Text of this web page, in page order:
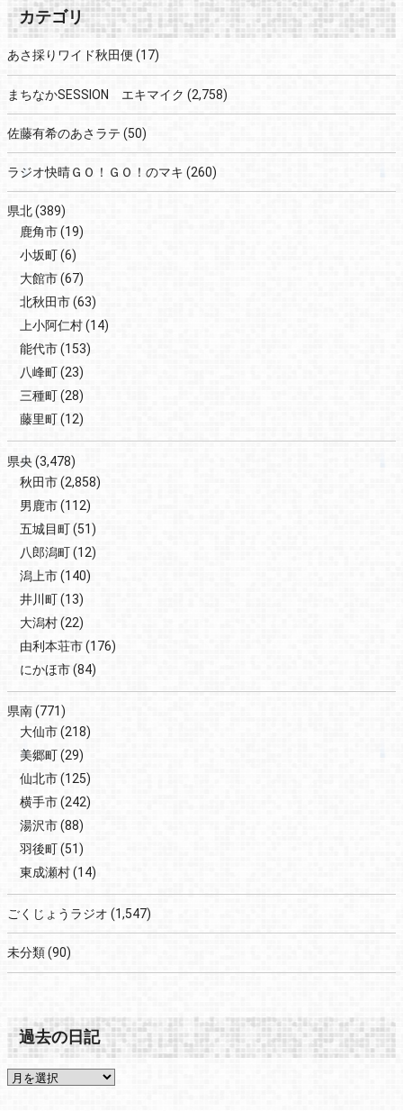
カテゴリ
あさ採りワイド秋田便 (17)
まちなかSESSION エキマイク (2,758)
佐藤有希のあさラテ (50)
ラジオ快晴ＧＯ！ＧＯ！のマキ (260)
県北(389)
鹿角市(19)
小坂町(6)
大館市(67)
北秋田市(63)
上小阿仁村(14)
能代市(153)
八峰町(23)
三種町(28)
藤里町(12)
県央 (3,478)
秋田市(2,858)
男鹿市(112)
五城目町(51)
八郎潟町(12)
潟上市(140)
井川町(13)
大潟村(22)
由利本荘市(176)
にかほ市(84)
県南(771)
大仙市(218)
美郷町(29)
仙北市(125)
横手市(242)
湯沢市(88)
羽後町(51)
東成瀬村(14)
ごくじょうラジオ (1,547)
未分類(90)
過去の日記